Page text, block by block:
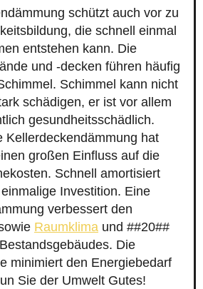
schützt auch vor zu
die schnell einmal
entstehen kann. Die
und -decken führen häufig
Schimmel kann nicht
schädigen, er ist vor allem
gesundheitsschädlich.
Kellerdeckendämmung hat
großen Einfluss auf die
Schnell amortisiert
Investition. Eine
verbessert den
Raumklima und ##20##
Die
minimiert den Energiebedarf
Sie der Umwelt Gutes!